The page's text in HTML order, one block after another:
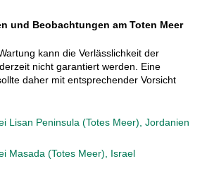
und Beobachtungen am Toten Meer
kann die Verlässlichkeit der
nicht garantiert werden. Eine
daher mit entsprechender Vorsicht
Lisan Peninsula (Totes Meer), Jordanien
Masada (Totes Meer), Israel